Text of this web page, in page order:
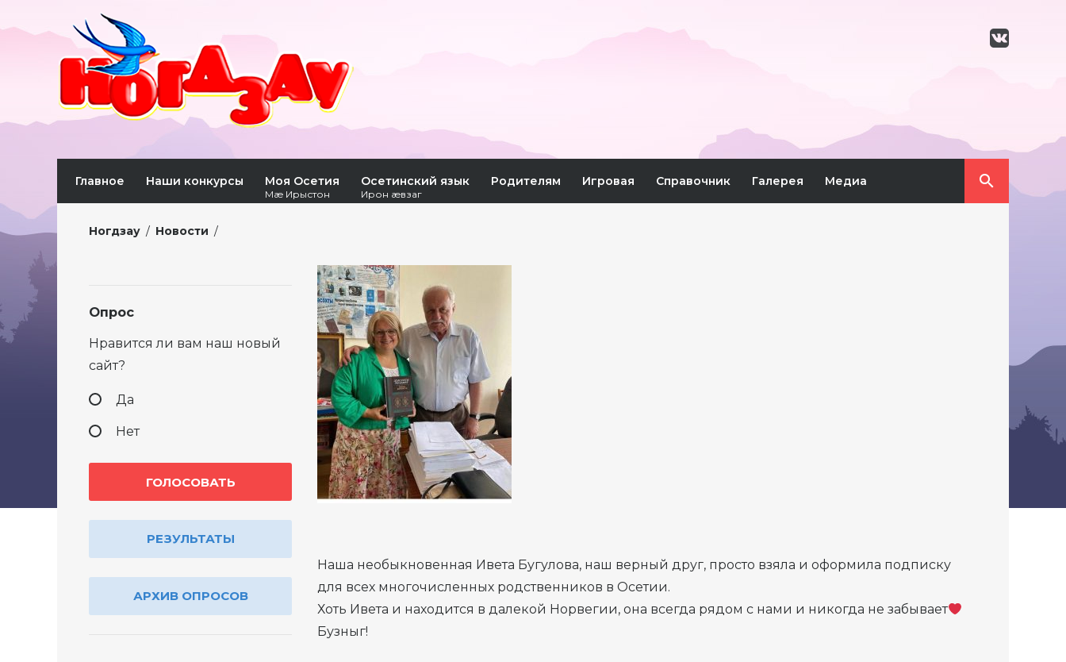
Главное Наши конкурсы Моя Осетия
Мæ Ирыстон
Осетинский язык
Ирон æвзаг
Родителям Игровая Справочник Галерея Медиа
Ногдзау / Новости /
Наша необыкновенная Ивета Бугулова, наш верный друг, просто взяла и оформила подписку
для всех многочисленных родственников в Осетии.
Хоть Ивета и находится в далекой Норвегии, она всегда рядом с нами и никогда не забывает
Бузныг!
Опрос
Нравится ли вам наш новый
сайт?
Да
Нет
РЕЗУЛЬТАТЫ
АРХИВ ОПРОСОВ